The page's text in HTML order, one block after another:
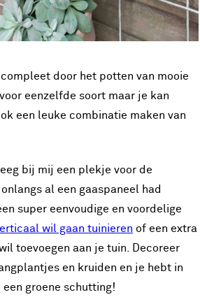
door het potten van mooie
eenzelfde soort maar je kan
een leuke combinatie maken van
bij mij een plekje voor de
al een gaaspaneel had
super eenvoudige en voordelige
wil gaan tuinieren of een extra
toevoegen aan je tuin. Decoreer
en kruiden en je hebt in
groene schutting!